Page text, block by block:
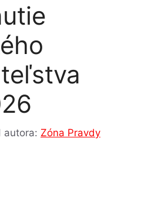
autora: Zóna Pravdy